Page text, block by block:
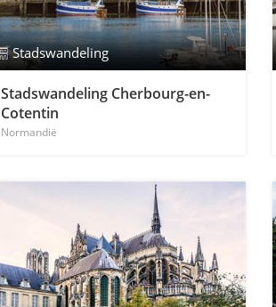
Stadswandeling
Stadswandeling Cherbourg-en-
Cotentin
Normandië